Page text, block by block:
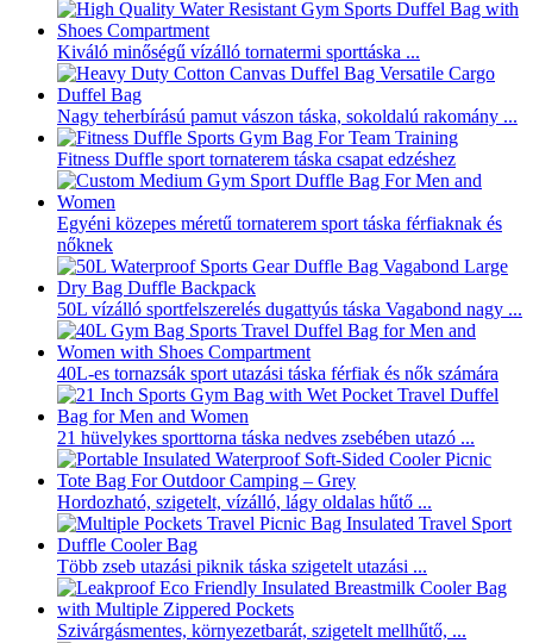
Kiváló minőségű vízálló tornatermi sporttáska ...
Nagy teherbírású pamut vászon táska, sokoldalú rakomány ...
Fitness Duffle sport tornaterem táska csapat edzéshez
Egyéni közepes méretű tornaterem sport táska férfiaknak és
nőknek
50L vízálló sportfelszerelés dugattyús táska Vagabond nagy ...
40L-es tornazsák sport utazási táska férfiak és nők számára
21 hüvelykes sporttorna táska nedves zsebében utazó ...
Hordozható, szigetelt, vízálló, lágy oldalas hűtő ...
Több zseb utazási piknik táska szigetelt utazási ...
Szivárgásmentes, környezetbarát, szigetelt mellhűtő, ...